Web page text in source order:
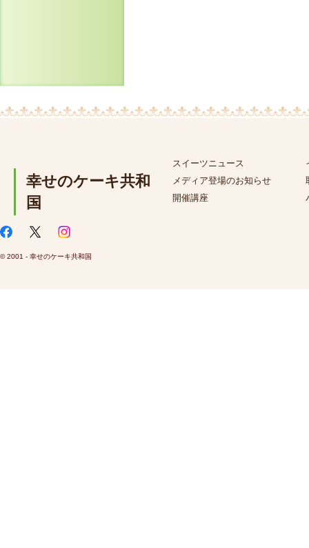
幸せのケーキ共和
国
スイーツニュース
メディア登場のお知らせ
開催講座
© 2001 - 幸せのケーキ共和国